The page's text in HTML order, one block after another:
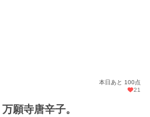
本日あと 100点
21
願寺唐辛子。